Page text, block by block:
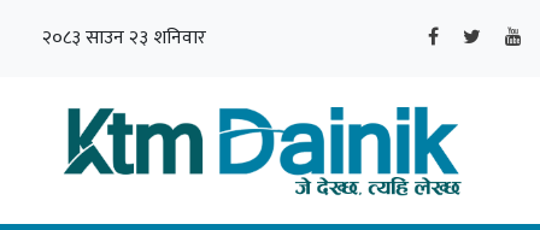
२०८३ साउन २३ शनिवार